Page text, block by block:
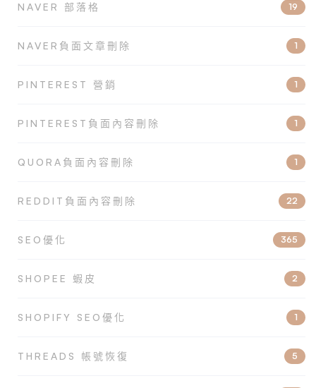
NAVER 部落格 19
NAVER負面文章刪除 1
PINTEREST 營銷 1
PINTEREST負面內容刪除 1
QUORA負面內容刪除 1
REDDIT負面內容刪除 22
SEO優化 365
SHOPEE 蝦皮 2
SHOPIFY SEO優化 1
THREADS 帳號恢復 5